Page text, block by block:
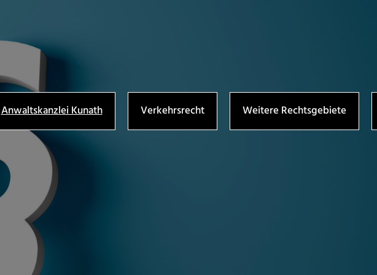
Anwaltskanzlei Kunath Verkehrsrecht Weitere Rechtsgebiete